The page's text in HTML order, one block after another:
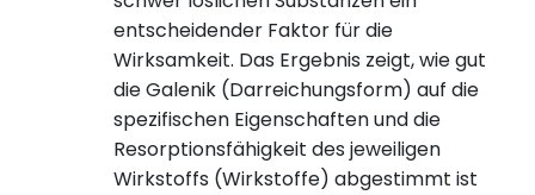
entscheidender Faktor für die
Wirksamkeit. Das Ergebnis zeigt, wie gut
die Galenik (Darreichungsform) auf die
spezifischen Eigenschaften und die
Resorptionsfähigkeit des jeweiligen
Wirkstoffs (Wirkstoffe) abgestimmt ist